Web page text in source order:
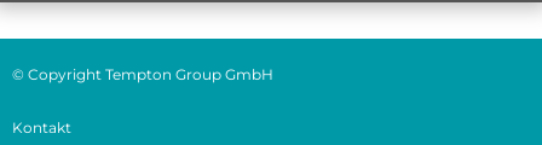
© Copyright Tempton Group GmbH
Kontakt